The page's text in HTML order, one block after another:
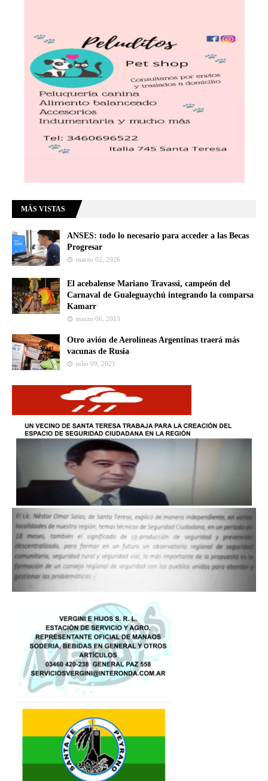
MÁS VISTAS
ANSES: todo lo necesario para acceder a las Becas
Progresar
marzo 02, 2026
El acebalense Mariano Travassi, campeón del
Carnaval de Gualeguaychú integrando la comparsa
Kamarr
marzo 06, 2013
Otro avión de Aerolíneas Argentinas traerá más
vacunas de Rusia
julio 09, 2021